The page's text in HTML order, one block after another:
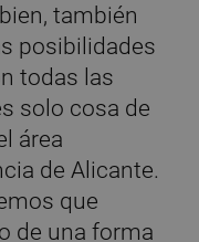
también
posibilidades
todas las
solo cosa de
área
de Alicante.
que
de una forma